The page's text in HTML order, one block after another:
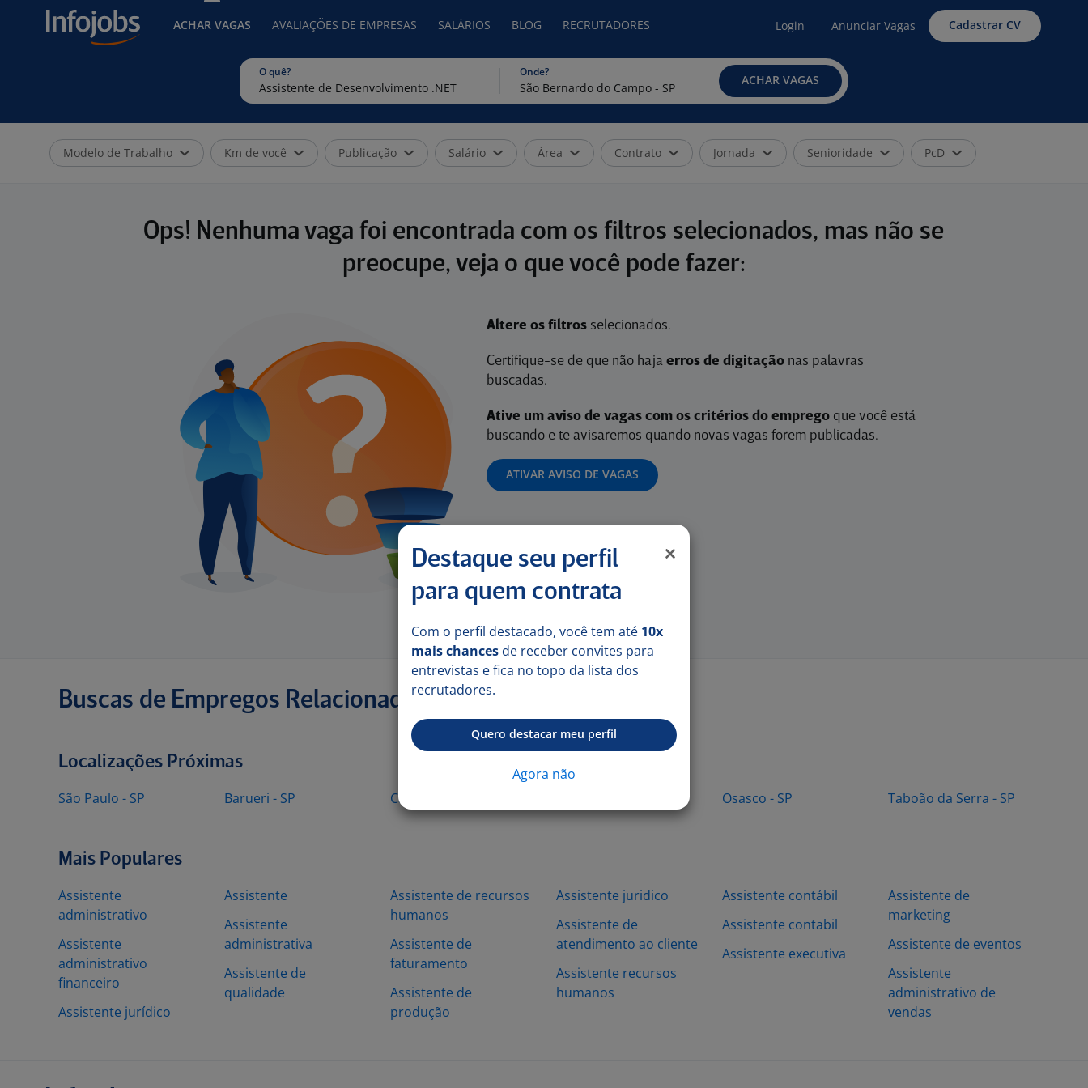
ACHAR VAGAS AVALIAÇÕES DE EMPRESAS SALÁRIOS BLOG RECRUTADORES Login Anunciar Vagas Cadastrar CV
O quê? Onde?
ACHAR VAGAS
Modelo de Trabalho Km de você Publicação Salário Área Contrato Jornada Senioridade PcD
Ops! Nenhuma vaga foi encontrada com os filtros selecionados, mas não se
preocupe, veja o que você pode fazer:
Altere os filtrosselecionados.
Certifique-se de que não haja erros de digitaçãonas palavras
buscadas.
Ative um aviso de vagas com os critérios do empregoque você está
buscando e te avisaremos quando novas vagas forem publicadas.
ATIVAR AVISO DE VAGAS
Buscas de Empregos Relacionadas
Localizações Próximas
São Paulo - SP Barueri - SP Carapicuíba - SP Osasco - SP Taboão da Serra - SP
Mais Populares
Assistente
administrativo
Assistente
administrativo
financeiro
Assistente jurídico
Assistente
Assistente
administrativa
Assistente de
qualidade
Assistente de recursos
humanos
Assistente de
faturamento
Assistente de
produção
Assistente juridico
Assistente de
atendimento ao cliente
Assistente recursos
humanos
Assistente contábil
Assistente contabil
Assistente executiva
Assistente de
marketing
Assistente de eventos
Assistente
administrativo de
vendas
Destaque seu perfil
para quem contrata
Com o perfil destacado, você tem até 10x
mais chances de receber convites para
entrevistas e fica no topo da lista dos
recrutadores.
Quero destacar meu perfil
Agora não